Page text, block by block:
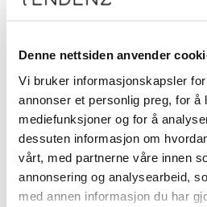
Denne nettsiden anvender
Vi bruker informasjonskapsler
annonser et personlig preg, for å
mediefunksjoner og for å
dessuten informasjon om
vårt, med partnerne våre innen
annonsering og analysearbeid,
med annen informasjon du har
TENDENZ KONTORET